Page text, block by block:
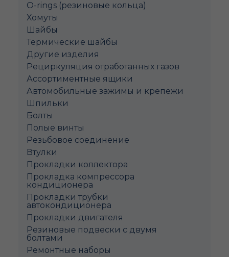
O-rings (резиновые кольца)
Хомуты
Шайбы
Термические шайбы
Другие изделия
Рециркуляция отработанных газов
Ассортиментные ящики
Автомобильные зажимы и крепежи
Шпильки
Болты
Полые винты
Pезьбовое соединение
Втулки
Прокладки коллектора
Прокладка компрессора
кондиционера
Прокладки трубки
автокондиционера
Прокладки двигателя
Резиновые подвески с двумя
болтами
Ремонтные наборы